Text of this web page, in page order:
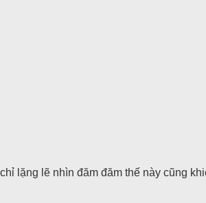
lặng lẽ nhìn đăm đăm thế này cũng